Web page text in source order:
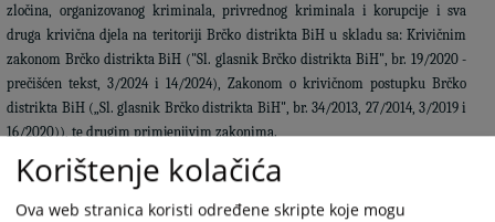
zločina, organizovanog kriminala, privrednog kriminala i korupcije i sva
druga krivična djela na teritoriji Brčko distrikta BiH u skladu sa: Krivičnim
zakonom Brčko distrikta BiH ("Sl. glasnik Brčko distrikta BiH", br. 19/2020 -
prečišćen tekst, 3/2024 i 14/2024), Zakonom o krivičnom postupku Brčko
distrikta BiH ( „Sl. glasnik Brčko distrikta BiH", br. 34/2013, 27/2014, 3/2019 i
16/2020)), te drugim primjenjivim zakonima.
VREMENSKI PERIOD ČUVANJA LIČNIH PODATAKA
Korištenje kolačića
Ova web stranica koristi određene skripte koje mogu